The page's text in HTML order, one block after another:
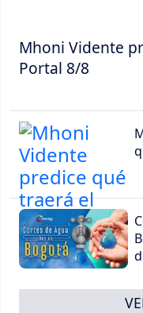
Mhoni Vidente
Portal 8/8